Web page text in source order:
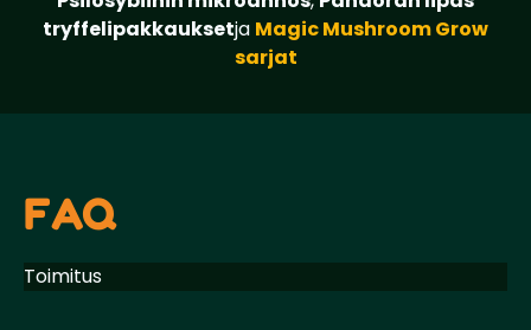
tryffelipakkauksetja Magic Mushroom Grow
sarjat
FAQ
Toimitus